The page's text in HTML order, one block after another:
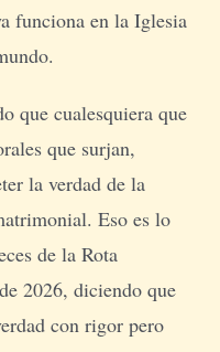
funciona en la Iglesia
que cualesquiera que
que surjan,
la verdad de la
Eso es lo
de la Rota
2026, diciendo que
con rigor pero